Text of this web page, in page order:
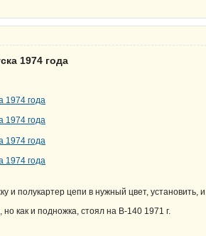
1974 года
и полукартер цепи в нужный цвет,
но как и подножка, стоял на В-140 1971 г.